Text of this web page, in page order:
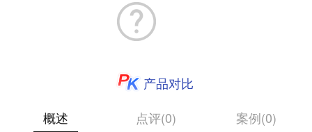
产品对比
概述
点评(0) 案例(0)